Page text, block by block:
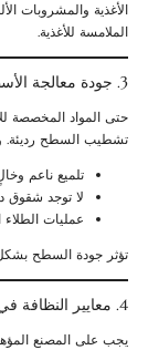
الملامسة للأغذية.
3. جودة معالجة الأسطح
حتى المواد المخصصة
تشطيب السطح رديئة.
تلميع ناعم
لا توجد شقوق
عمليات الطلاء
تؤثر جودة السطح
4. معايير النظافة في مجال التصنيع
يجب على المصنع